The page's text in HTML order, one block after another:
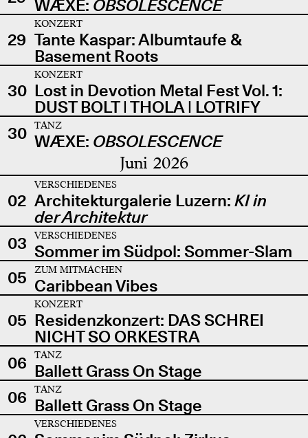
WÆXE: OBSOLESCENCE
29
KONZERT
Tante Kaspar: Albumtaufe &
Basement Roots
30
KONZERT
Lost in Devotion Metal Fest Vol. 1:
DUST BOLT | THOLA | LOTRIFY
30
TANZ
WÆXE: OBSOLESCENCE
Juni 2026
02
VERSCHIEDENES
Architekturgalerie Luzern: KI in
der Architektur
03
VERSCHIEDENES
Sommer im Südpol: Sommer-Slam
05
ZUM MITMACHEN
Caribbean Vibes
05
KONZERT
Residenzkonzert: DAS SCHREI
NICHT SO ORKESTRA
06
TANZ
Ballett Grass On Stage
06
TANZ
Ballett Grass On Stage
VERSCHIEDENES